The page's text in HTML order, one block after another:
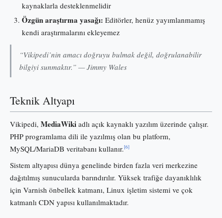
kaynaklarla desteklenmelidir
Özgün araştırma yasağı: Editörler, henüz yayımlanmamış
kendi araştırmalarını ekleyemez
“Vikipedi’nin amacı doğruyu bulmak değil, doğrulanabilir
bilgiyi sunmaktır.” — Jimmy Wales
Teknik Altyapı
Vikipedi, MediaWiki adlı açık kaynaklı yazılım üzerinde çalışır.
PHP programlama dili ile yazılmış olan bu platform,
MySQL/MariaDB veritabanı kullanır.[6]
Sistem altyapısı dünya genelinde birden fazla veri merkezine
dağıtılmış sunucularda barındırılır. Yüksek trafiğe dayanıklılık
için Varnish önbellek katmanı, Linux işletim sistemi ve çok
katmanlı CDN yapısı kullanılmaktadır.